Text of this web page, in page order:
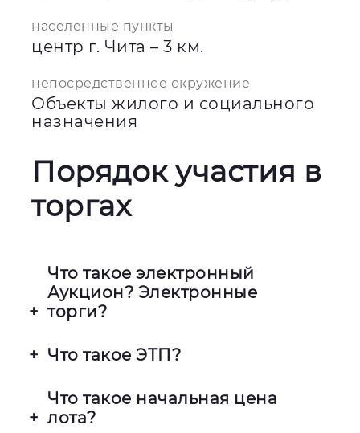
населенные пункты
центр г. Чита – 3 км.
непосредственное окружение
Объекты жилого и социального
назначения
Порядок участия в
торгах
Что такое электронный
Аукцион? Электронные
торги?
Это процесс покупки и продажи
Имущества Фонда с помощью
Аукцион проводится посредством
Интернета. В отличие от обычных
Что такое ЭТП?
Электронная торговая площадка —
это интернет-портал, позволяющий
проводить электронные торги
Что такое начальная цена
лота?